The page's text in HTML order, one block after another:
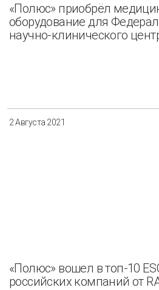
«Полюс» приобрёл
оборудование для
научно-клинического
2 Августа 2021
«Полюс» вошел в топ-10
российских компаний от